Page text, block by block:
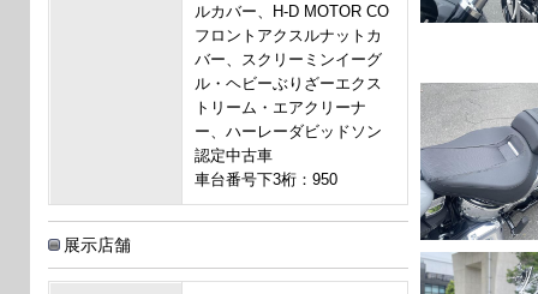
ルカバー、H-D MOTOR CO
フロントアクスルナットカ
バー、スクリーミンイーグ
ル・ヘビーぶりざーエクス
トリーム・エアクリーナ
ー、ハーレーダビッドソン
認定中古車
車台番号下3桁：950
展示店舗